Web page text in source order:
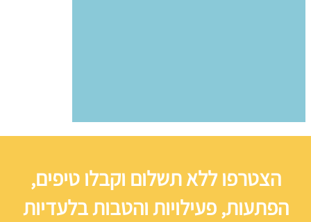
הצטרפו ללא תשלום וקבלו טיפים,
הפתעות, פעילויות והטבות בלעדיות